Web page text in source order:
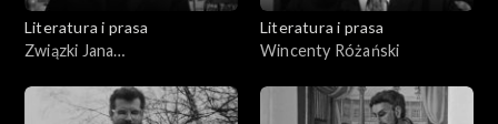
Literatura i prasa
Związki Jana
Poznaniem
Literatura i prasa
Wincenty Różański